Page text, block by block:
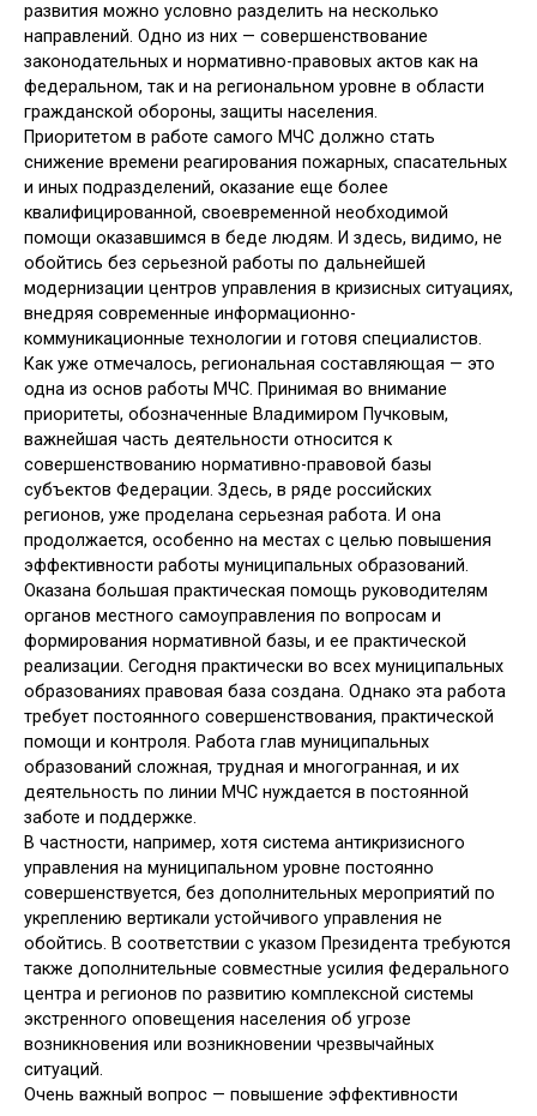
развития можно условно разделить на несколько
направлений. Одно из них — совершенствование
законодательных и нормативно-правовых актов как на
федеральном, так и на региональном уровне в области
гражданской обороны, защиты населения.
Приоритетом в работе самого МЧС должно стать
снижение времени реагирования пожарных, спасательных
и иных подразделений, оказание еще более
квалифицированной, своевременной необходимой
помощи оказавшимся в беде людям. И здесь, видимо, не
обойтись без серьезной работы по дальнейшей
модернизации центров управления в кризисных ситуациях,
внедряя современные информационно-
коммуникационные технологии и готовя специалистов.
Как уже отмечалось, региональная составляющая — это
одна из основ работы МЧС. Принимая во внимание
приоритеты, обозначенные Владимиром Пучковым,
важнейшая часть деятельности относится к
совершенствованию нормативно-правовой базы
субъектов Федерации. Здесь, в ряде российских
регионов, уже проделана серьезная работа. И она
продолжается, особенно на местах с целью повышения
эффективности работы муниципальных образований.
Оказана большая практическая помощь руководителям
органов местного самоуправления по вопросам и
формирования нормативной базы, и ее практической
реализации. Сегодня практически во всех муниципальных
образованиях правовая база создана. Однако эта работа
требует постоянного совершенствования, практической
помощи и контроля. Работа глав муниципальных
образований сложная, трудная и многогранная, и их
деятельность по линии МЧС нуждается в постоянной
заботе и поддержке.
В частности, например, хотя система антикризисного
управления на муниципальном уровне постоянно
совершенствуется, без дополнительных мероприятий по
укреплению вертикали устойчивого управления не
обойтись. В соответствии с указом Президента требуются
также дополнительные совместные усилия федерального
центра и регионов по развитию комплексной системы
экстренного оповещения населения об угрозе
возникновения или возникновении чрезвычайных
ситуаций.
Очень важный вопрос — повышение эффективности